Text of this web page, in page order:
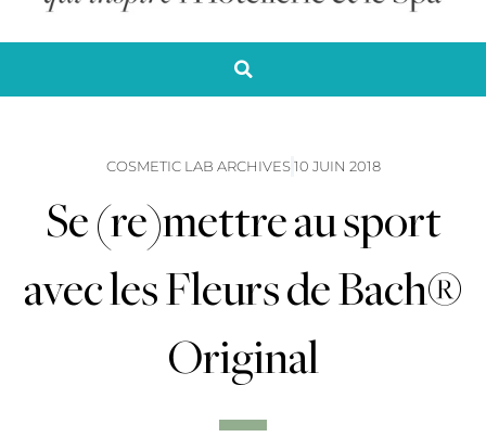
COSMETIC LAB ARCHIVES 10 JUIN 2018
Se (re)mettre au sport
avec les Fleurs de Bach®
Original